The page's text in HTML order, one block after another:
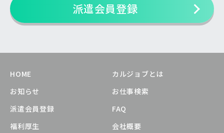
派遣会員登録
HOME
カルジョブとは
お知らせ
お仕事検索
派遣会員登録
FAQ
福利厚生
会社概要